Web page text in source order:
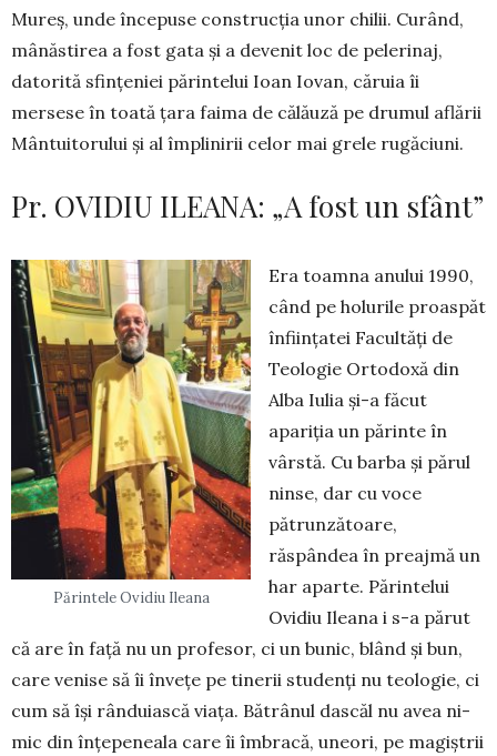
Mureș, unde începuse construcția unor chilii. Curând,
mânăstirea a fost gata și a devenit loc de pelerinaj,
datorită sfințeniei părintelui Ioan Iovan, căruia îi
mersese în toată țara faima de călăuză pe drumul aflării
Mântuitorului și al împli­nirii celor mai grele rugăciuni.
Pr. OVIDIU ILEANA: „A fost un sfânt”
Părintele Ovidiu Ileana
Era toamna anului 1990,
când pe holurile proaspăt
înființatei Fa­cultăți de
Teologie Ortodoxă din
Alba Iulia și-a făcut
apariția un părinte în
vârstă. Cu barba și părul
ninse, dar cu voce
pătrunzătoare,
răspândea în preajmă un
har aparte. Părintelui
Ovidiu Ileana i s-a părut
că are în față nu un profesor, ci un bunic, blând și bun,
care venise să îi învețe pe tinerii stu­denți nu teologie, ci
cum să își rânduiască viața. Bătrânul dascăl nu avea ni­
mic din înțepeneala care îi îmbracă, uneori, pe magiș­trii